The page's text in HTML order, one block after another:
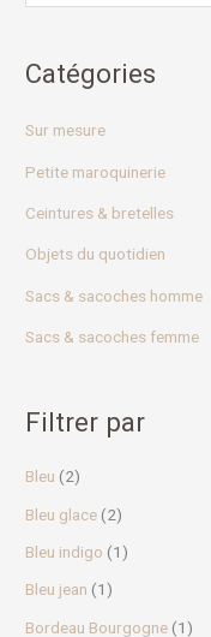
h
p
u
r
Catégories
Sur mesure
Petite maroquinerie
Ceintures & bretelles
Objets du quotidien
Sacs & sacoches homme
Sacs & sacoches femme
Filtrer par
Bleu (2)
Bleu glace (2)
Bleu indigo (1)
Bleu jean (1)
Bordeau Bourgogne (1)